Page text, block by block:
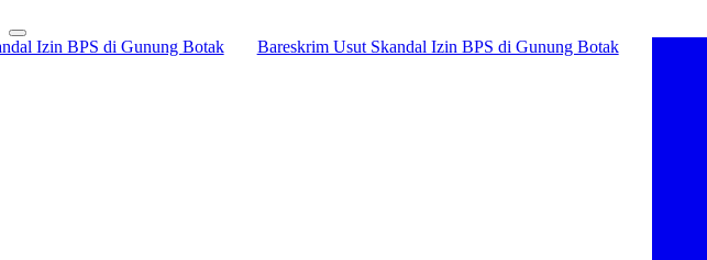
BPS di Gunung Botak Bareskrim Usut Skandal Izin BPS di Gunung Botak